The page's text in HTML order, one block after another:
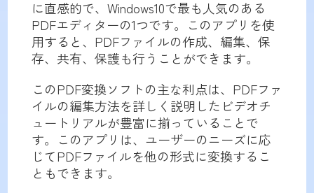
に直感的で、Windows10で最も人気のある
PDFエディターの1つです。このアプリを使
用すると、PDFファイルの作成、編集、保
存、共有、保護も行うことができます。
このPDF変換ソフトの主な利点は、PDFファ
イルの編集方法を詳しく説明したビデオチ
ュートリアルが豊富に揃っていることで
す。このアプリは、ユーザーのニーズに応
じてPDFファイルを他の形式に変換するこ
ともできます。